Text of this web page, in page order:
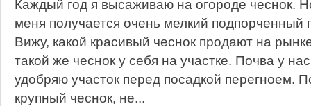
Каждый год я высаживаю на огороде чеснок.
меня получается очень мелкий подпорченный
Вижу, какой красивый чеснок продают на
такой же чеснок у себя на участке. Почва у
удобряю участок перед посадкой перегноем.
крупный чеснок, не...